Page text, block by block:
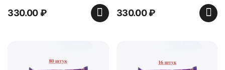
330.00₽ 330.00₽